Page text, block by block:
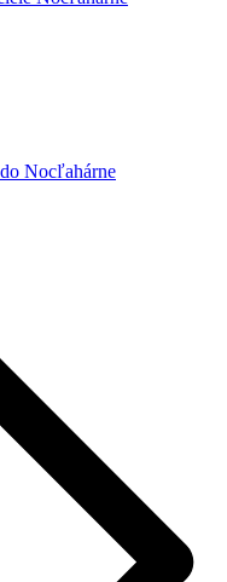
Nocľahárne